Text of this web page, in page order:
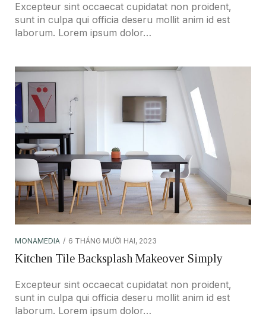
Excepteur sint occaecat cupidatat non proident,
sunt in culpa qui officia deseru mollit anim id est
laborum. Lorem ipsum dolor…
MONAMEDIA 6 THÁNG MƯỜI HAI, 2023
Kitchen Tile Backsplash Makeover Simply
Excepteur sint occaecat cupidatat non proident,
sunt in culpa qui officia deseru mollit anim id est
laborum. Lorem ipsum dolor…